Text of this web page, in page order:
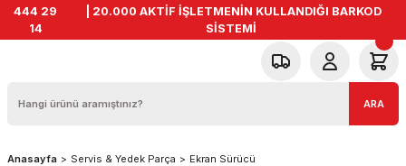
444 29
14
| 20.000 AKTİF İŞLETMENİN KULLANDIĞI BARKOD
SİSTEMİ
ARA
Anasayfa Servis & Yedek Parça Ekran Sürücü